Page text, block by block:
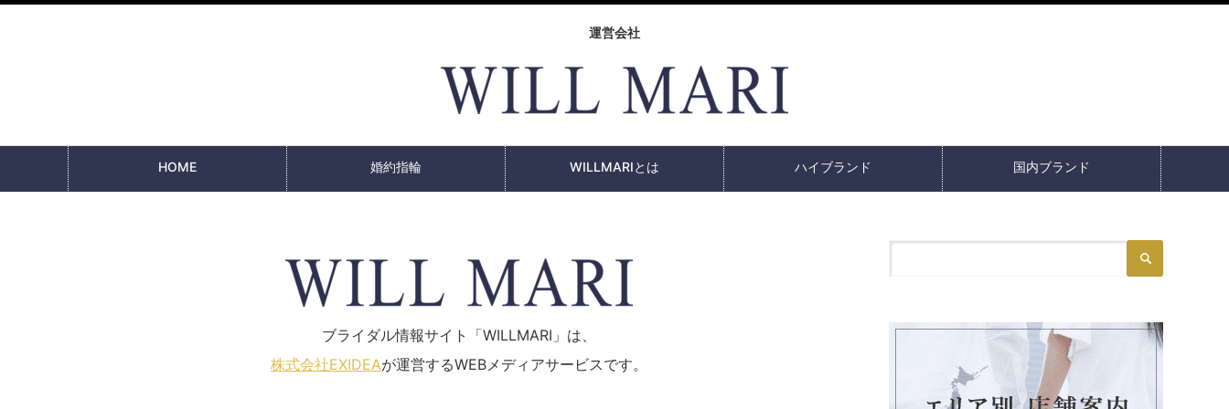
運営会社
HOME 婚約指輪 WILLMARIとは ハイブランド 国内ブランド
ブライダル情報サイト「WILLMARI」は、
株式会社EXIDEAが運営するWEBメディアサービスです。